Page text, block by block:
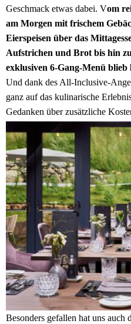
Geschmack etwas dabei. Vom
am Morgen mit frischem
Eierspeisen über das
Aufstrichen und Brot bis hin
exklusiven 6-Gang-Menü
Und dank des All-Inclusive-
ganz auf das kulinarische
Gedanken über zusätzliche
Besonders gefallen hat uns auch